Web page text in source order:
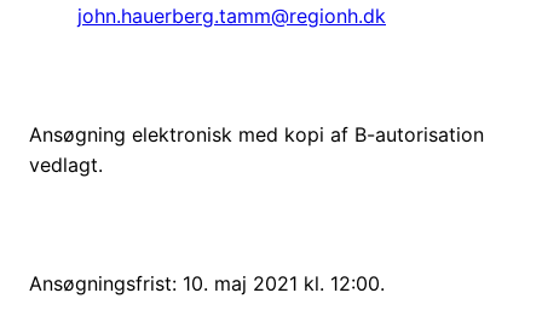
john.hauerberg.tamm@regionh.dk
Ansøgning elektronisk med kopi af B-autorisation
vedlagt.
Ansøgningsfrist: 10. maj 2021 kl. 12:00.